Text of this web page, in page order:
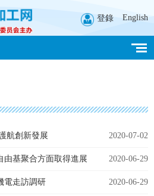
登錄 English
航創新發展 2020-07-02
由基聚合方面取得進展 2020-06-29
電走訪調研 2020-06-29